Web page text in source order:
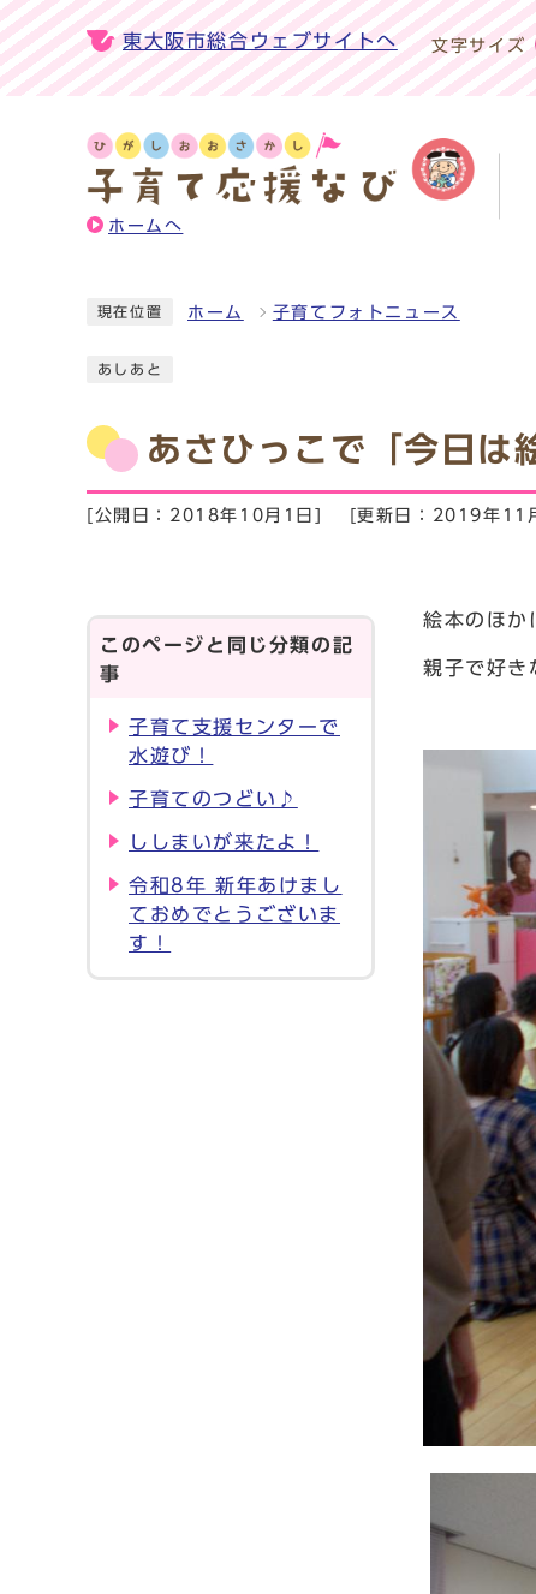
東大阪市総合ウェブサイトへ 文字サイズ
ホームへ
現在位置 ホーム 子育てフォトニュース
あしあと
あさひっこで「今日は
[公開日：2018年10月1日] [更新日：2019年11
絵本のほか
親子で好き
このページと同じ分類の記
事
子育て支援センターで
水遊び！
子育てのつどい♪
ししまいが来たよ！
令和8年 新年あけまし
ておめでとうございま
す！